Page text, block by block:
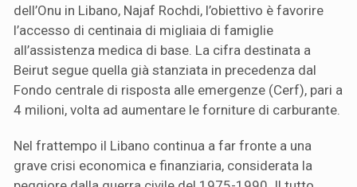
dell’Onu in Libano, Najaf Rochdi, l’obiettivo è favorire
l’accesso di centinaia di migliaia di famiglie
all’assistenza medica di base. La cifra destinata a
Beirut segue quella già stanziata in precedenza dal
Fondo centrale di risposta alle emergenze (Cerf), pari a
4 milioni, volta ad aumentare le forniture di carburante.
Nel frattempo il Libano continua a far fronte a una
grave crisi economica e finanziaria, considerata la